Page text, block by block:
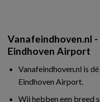
Vanafeindhoven.nl
Eindhoven Airport
Vanafeindhoven.nl is
Eindhoven Airport.
Wij hebben een breed